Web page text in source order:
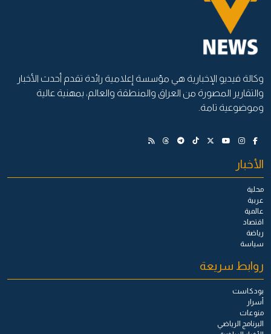
وكالة فيديو الإخبارية هي مؤسسة إعلامية رائدة تقدم أحدث الأخبار
والتقارير المصورة من العراق والمنطقة والعالم، بمهنية عالية
وموضوعية تامة.
الأخبار
محلية
عربية
عالمية
اقتصاد
رياضة
سياسة
روابط سريعة
بودكاست
أسرار
منوعات
البرنامج الرياضي